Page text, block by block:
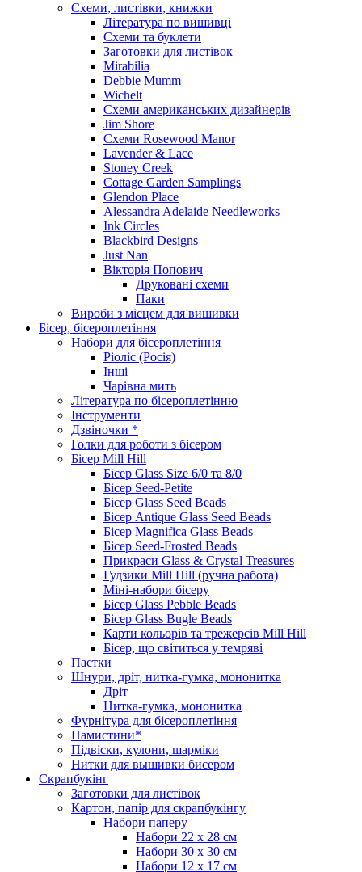
Схеми, листівки, книжки
Література по вишивці
Схеми та буклети
Заготовки для листівок
Mirabilia
Debbie Mumm
Wichelt
Схеми американських дизайнерів
Jim Shore
Cхеми Rosewood Manor
Lavender & Lace
Stoney Creek
Cottage Garden Samplings
Glendon Place
Alessandra Adelaide Needleworks
Ink Circles
Blackbird Designs
Just Nan
Вікторія Попович
Друковані схеми
Паки
Вироби з місцем для вишивки
Бісер, бісероплетіння
Набори для бісероплетіння
Ріоліс (Росія)
Інші
Чарівна мить
Література по бісероплетінню
Інструменти
Дзвіночки *
Голки для роботи з бісером
Бісер Mill Hill
Бісер Glass Size 6/0 та 8/0
Бісер Seed-Petite
Бісер Glass Seed Beads
Бісер Antique Glass Seed Beads
Бісер Magnifica Glass Beads
Бісер Seed-Frosted Beads
Прикраси Glass & Crystal Treasures
Гудзики Mill Hill (ручна работа)
Міні-набори бісеру
Бісер Glass Pebble Beads
Бісер Glass Bugle Beads
Карти кольорів та трежерсів Mill Hill
Бісер, що світиться у темряві
Паєтки
Шнури, дріт, нитка-гумка, мононитка
Дріт
Нитка-гумка, мононитка
Фурнітура для бісероплетіння
Намистини*
Підвіски, кулони, шарміки
Нитки для вышивки бисером
Скрапбукінг
Заготовки для листівок
Картон, папір для скрапбукінгу
Набори паперу
Набори 22 х 28 см
Набори 30 х 30 см
Набори 12 х 17 см